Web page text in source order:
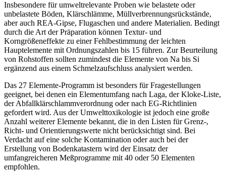
Insbesondere für umweltrelevante Proben wie belastete oder
unbelastete Böden, Klärschlämme, Müllverbrennungsrückstände,
aber auch REA-Gipse, Flugaschen und andere Materialien. Bedingt
durch die Art der Präparation können Textur- und
Korngrößeneffekte zu einer Fehlbestimmung der leichten
Hauptelemente mit Ordnungszahlen bis 15 führen. Zur Beurteilung
von Rohstoffen sollten zumindest die Elemente von Na bis Si
ergänzend aus einem Schmelzaufschluss analysiert werden.
Das 27 Elemente-Programm ist besonders für Fragestellungen
geeignet, bei denen ein Elementumfang nach Laga, der Kloke-Liste,
der Abfallklärschlammverordnung oder nach EG-Richtlinien
gefordert wird. Aus der Umwelttoxikologie ist jedoch eine große
Anzahl weiterer Elemente bekannt, die in den Listen für Grenz-,
Richt- und Orientierungswerte nicht berücksichtigt sind. Bei
Verdacht auf eine solche Kontamination oder auch bei der
Erstellung von Bodenkatastern wird der Einsatz der
umfangreicheren Meßprogramme mit 40 oder 50 Elementen
empfohlen.